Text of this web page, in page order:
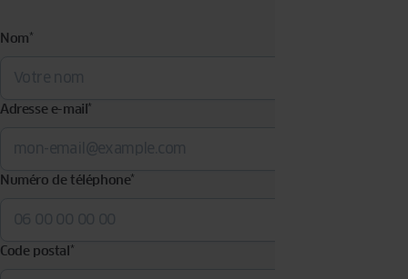
Nom*
Adresse e-mail *
Numéro de téléphone*
Code postal *